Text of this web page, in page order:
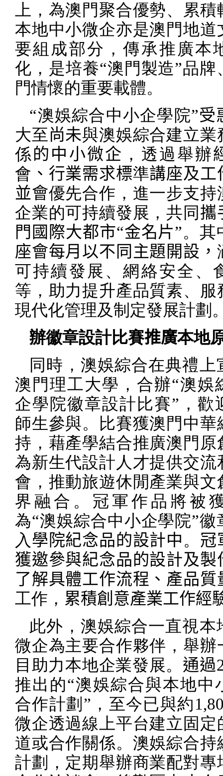
上，為澳門聚合優勢、累
本地中小微企亦是澳門地道
要組成部分，傳承推廣本
化，是培養“澳門製造”品牌
門情懷的重要載體。
“澳娛綜合中小企學院”受
大至尚未與澳娛綜合建立業
係的中小微企 ，透過舉辦
會 、行業需求標準講座及工
並會優先合作，進一步支持
企業的可持續發展，共同 攜
門國際大都市“金名片”。其
座會每月以不同主題開設，
可持續發展、網絡安全、
等，助力提升產品質素、服
現代化管理及制定發展計劃
辦徽章設計比賽推廣本地
同時，澳娛綜合在典禮上
澳門理工大學，合辦“澳娛
企學院徽章設計比賽” ，
師生參與。比賽獲澳門中華
持，藉產學結合推廣澳門原
為新生代設計人才提供交流
會，推動旅遊休閒產業與文
界融合。冠軍作品將被
為“澳娛綜合中小企學院”徽
入 學院紀念品的設計中。 冠
獲邀參與紀念品的設計及製
了解具體工作流程、產品質
工作， 累積創意產業工作經
此外，澳娛綜合一直視本
微企為主要合作夥伴，舉辦
目助力本地企業發展。 通過
推出的“澳娛綜合與本地中
合作計劃 ” ，至今已與約
微企透過線上平台建立固定
道或合作關係。澳娛綜合持
計劃，定期舉辦商業配對專